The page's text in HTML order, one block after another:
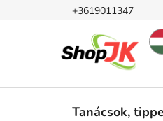
+3619011347
Tanácsok,